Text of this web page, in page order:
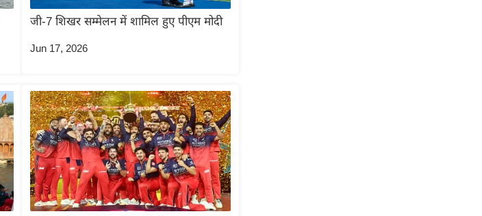
जी-7 शिखर सम्मेलन में शामिल हुए पीएम मोदी
Jun 17, 2026